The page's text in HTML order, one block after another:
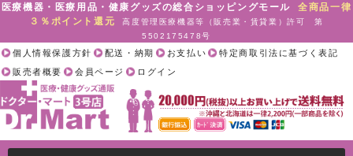
医療機器・医療用品・健康グッズの総合ショッピングモール全商品一律
３％ポイント還元
高度管理医療機器等（販売業・賃貸業）許可 第
5502175478号
個人情報保護方針 配送・納期 お支払い
特定商取引法に基づく表記
販売者概要
会員ページ ログイン